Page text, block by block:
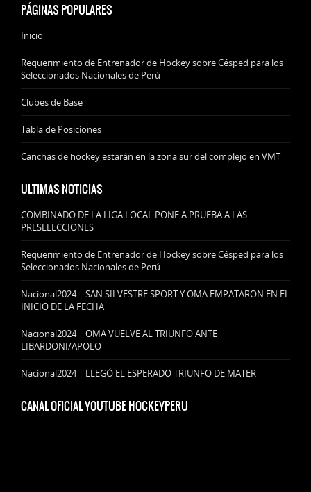
PÁGINAS POPULARES
Inicio
Requerimiento de Entrenador de Hockey sobre Césped para los
Seleccionados Nacionales de Perú
Clubes de Base
Tabla de Posiciones
Canchas de hockey estarán en la zona sur del complejo en VMT
ULTIMAS NOTICIAS
COMBINADO DE LA LIGA LOCAL PONE A PRUEBA A LAS
PRESELECCIONES
Requerimiento de Entrenador de Hockey sobre Césped para los
Seleccionados Nacionales de Perú
Nacional2024 | SAN SILVESTRE SPORT Y OMA EMPATARON EN EL
INICIO DE LA FECHA
Nacional2024 | OMA VUELVE AL TRIUNFO ANTE
LIBARDONI/APOLO
Nacional2024 | LLEGÓ EL ESPERADO TRIUNFO DE MATER
CANAL OFICIAL YOUTUBE HOCKEYPERU